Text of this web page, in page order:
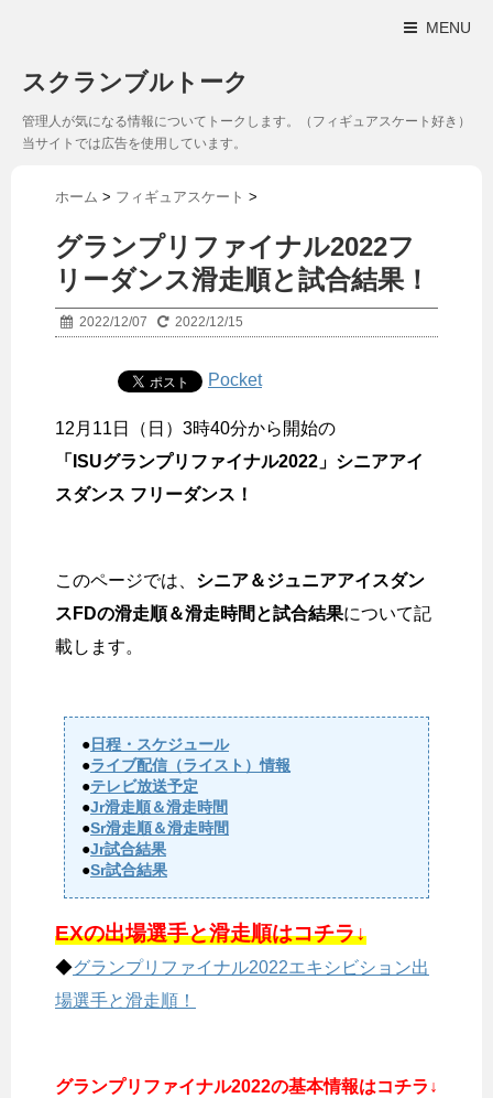
MENU
スクランブルトーク
管理人が気になる情報についてトークします。（フィギュアスケート好き）
当サイトでは広告を使用しています。
ホーム > フィギュアスケート >
グランプリファイナル2022フ
リーダンス滑走順と試合結果！
2022/12/07 2022/12/15
Pocket
12月11日（日）3時40分から開始の
「ISUグランプリファイナル2022」シニアアイ
スダンス フリーダンス！
このページでは、 シニア＆ジュニアアイスダン
スFDの滑走順＆滑走時間と試合結果について記
載します。
●日程・スケジュール
●ライブ配信（ライスト）情報
●テレビ放送予定
●Jr滑走順＆滑走時間
●Sr滑走順＆滑走時間
●Jr試合結果
●Sr試合結果
EXの出場選手と滑走順はコチラ↓
◆グランプリファイナル2022エキシビション出
場選手と滑走順！
グランプリファイナル2022の基本情報はコチラ↓